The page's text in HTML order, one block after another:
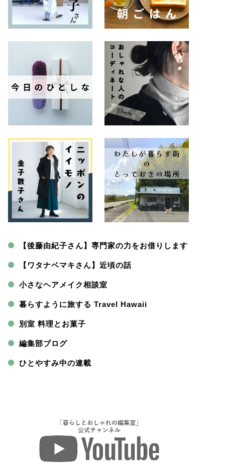
【後藤由紀子さん】専門家の力をお借りします
【ワタナベマキさん】近頃の話
小さなヘアメイク相談室
暮らすように旅する Travel Hawaii
別室 料理とお菓子
編集部ブログ
ひとやすみ中の連載